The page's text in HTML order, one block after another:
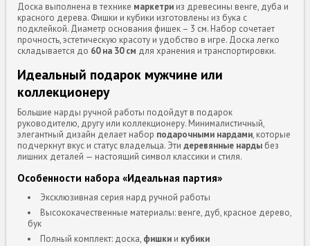
Доска выполнена в технике маркетри из древесины венге, дуба и
красного дерева. Фишки и кубики изготовлены из бука с
подклейкой. Диаметр основания фишек – 3 см. Набор сочетает
прочность, эстетическую красоту и удобство в игре. Доска легко
складывается до 60 на 30 см для хранения и транспортировки.
Идеальный подарок мужчине или
коллекционеру
Большие нарды ручной работы подойдут в подарок
руководителю, другу или коллекционеру. Минималистичный,
элегантный дизайн делает набор подарочными нардами, которые
подчеркнут вкус и статус владельца. Этидеревянные нарды без
лишних деталей — настоящий символ классики и стиля.
Особенности набора «Идеальная партия»
Эксклюзивная серия нард ручной работы
Высококачественные материалы: венге, дуб, красное дерево,
бук
Полный комплект: доска, фишки и кубики